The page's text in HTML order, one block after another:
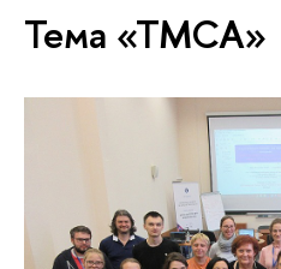
Тема «ТМСА»